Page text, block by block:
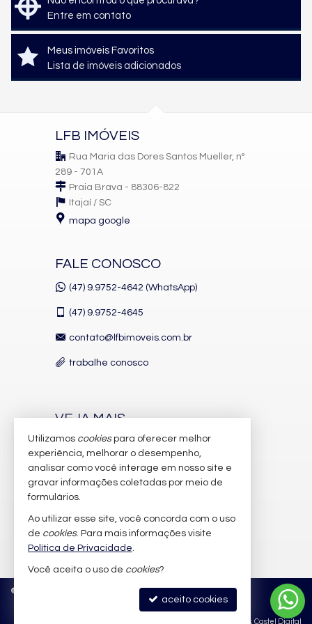
Entre em contato
Meus imóveis Favoritos
Lista de imóveis adicionados
LFB IMÓVEIS
Rua Maria das Dores Santos Mueller, nº
289 - 701A
Praia Brava - 88306-822
Itajaí / SC
mapa google
FALE CONOSCO
(47) 9.9752-4642 (WhatsApp)
(47) 9.9752-4645
contato@lfbimoveis.com.br
trabalhe conosco
VEJA MAIS
receba nosso newsletter
indicadores financeiros
imóveis favoritos
mapa de imóveis
© Política de Privacidade
Site para imobiliárias: Castel Digital
Utilizamos cookiespara oferecer melhor
experiência, melhorar o desempenho,
analisar como você interage em nosso site e
gravar informações coletadas por meio de
formulários.
Ao utilizar esse site, você concorda com o uso
de cookies. Para mais informações visite
Política de Privacidade.
Você aceita o uso de cookies?
aceito cookies